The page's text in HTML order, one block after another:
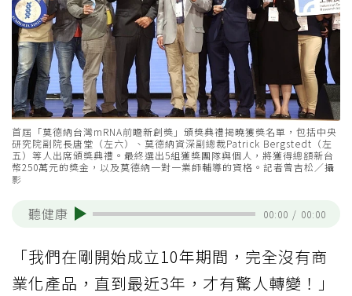
首屆「莫德納台灣mRNA前瞻新創獎」頒獎典禮揭曉獲獎名單，包括中央
研究院副院長唐堂（左六）、莫德納資深副總裁Patrick Bergstedt（左
五）等人出席頒獎典禮。最終選出5組獲獎團隊與個人，將獲得總額新台
幣250萬元的獎金，以及莫德納一對一業師輔導的資格。記者曾吉松／攝
影
聽健康 00:00 / 00:00
「我們在剛開始成立10年期間，完全沒有商
業化產品，直到最近3年，才有驚人轉變！」